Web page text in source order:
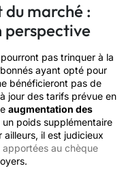
marché :
perspective
pas trinquer à la
ayant opté pour
bénéficieront pas de
jour des tarifs prévue en
augmentation des
poids supplémentaire
il est judicieux
au chèque